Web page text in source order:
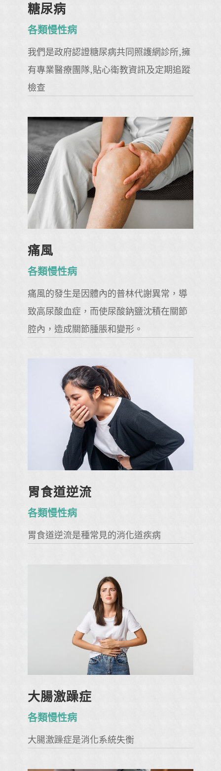
糖尿病
各類慢性病
我們是政府認證糖尿病共同照護網診所,擁
有專業醫療團隊,貼心衛教資訊及定期追蹤
檢查
痛風
各類慢性病
痛風的發生是因體內的普林代謝異常，導
致高尿酸血症，而使尿酸鈉鹽沈積在關節
腔內，造成關節腫脹和變形。
胃食道逆流
各類慢性病
胃食道逆流是種常見的消化道疾病
大腸激躁症
各類慢性病
大腸激躁症是消化系統失衡